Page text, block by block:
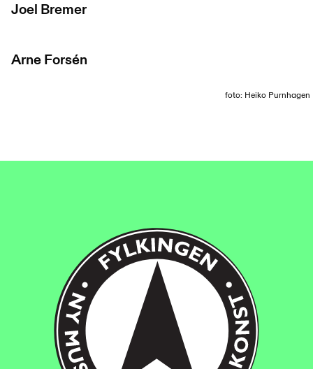
Joel Bremer
Arne Forsén
foto: Heiko Purnhagen